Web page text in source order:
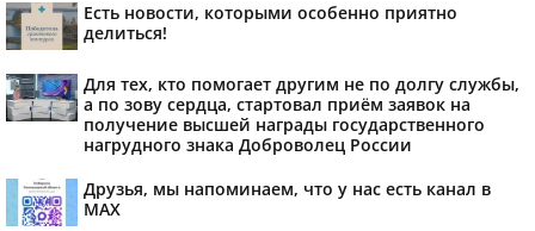
Есть новости, которыми особенно приятно
делиться!
Для тех, кто помогает другим не по долгу службы,
а по зову сердца, стартовал приём заявок на
получение высшей награды государственного
нагрудного знака Доброволец России
Друзья, мы напоминаем, что у нас есть канал в
МАХ